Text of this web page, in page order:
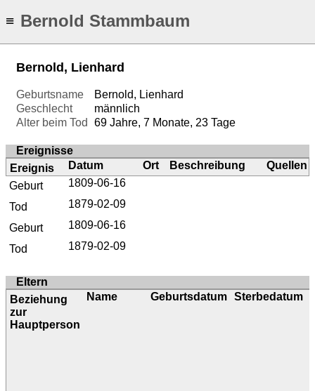
≡ Bernold Stammbaum
Bernold, Lienhard
Geburtsname
Bernold, Lienhard
Geschlecht
männlich
Alter beim Tod
69 Jahre, 7 Monate, 23 Tage
Ereignisse
Ereignis
Datum Ort Beschreibung
Quellen
Geburt
1809-06-16
Tod
1879-02-09
Geburt
1809-06-16
Tod
1879-02-09
Eltern
Beziehung
zur
Hauptperson
Name Geburtsdatum Sterbedatum